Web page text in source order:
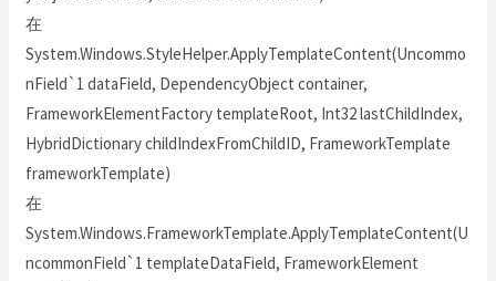
在
System.Windows.StyleHelper.ApplyTemplateContent(Uncommo
nField`1 dataField, DependencyObject container,
FrameworkElementFactory templateRoot, Int32 lastChildIndex,
HybridDictionary childIndexFromChildID, FrameworkTemplate
frameworkTemplate)
在
System.Windows.FrameworkTemplate.ApplyTemplateContent(U
ncommonField`1 templateDataField, FrameworkElement